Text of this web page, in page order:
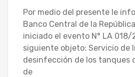
Por medio del presente le
Banco Central de la
iniciado el evento N° LA 018/
siguiente objeto: Servicio de
desinfección de los tanques
de